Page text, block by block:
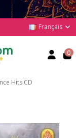
Français
0
Hits CD